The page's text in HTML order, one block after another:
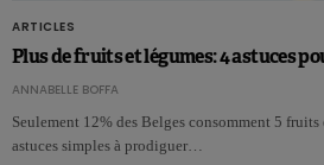
ARTICLES
Plus de fruits et légumes: 4 astuces
ANNABELLE BOFFA
Seulement 12% des Belges consomment 5
astuces simples à prodiguer…